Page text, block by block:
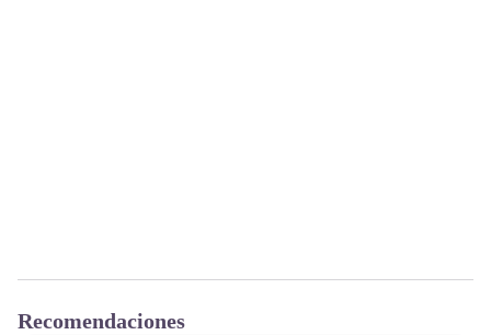
Recomendaciones